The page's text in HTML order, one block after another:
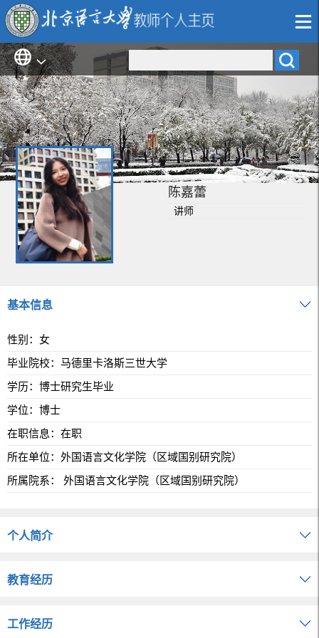
陈嘉蕾
讲师
基本信息
性别：女
毕业院校：马德里卡洛斯三世大学
学历：博士研究生毕业
学位：博士
在职信息：在职
所在单位：外国语言文化学院（区域国别研究院）
所属院系： 外国语言文化学院（区域国别研究院）
个人简介
教育经历
工作经历